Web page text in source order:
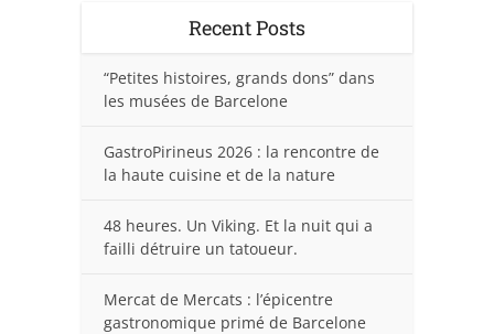
Recent Posts
“Petites histoires, grands dons” dans
les musées de Barcelone
GastroPirineus 2026 : la rencontre de
la haute cuisine et de la nature
48 heures. Un Viking. Et la nuit qui a
failli détruire un tatoueur.
Mercat de Mercats : l’épicentre
gastronomique primé de Barcelone